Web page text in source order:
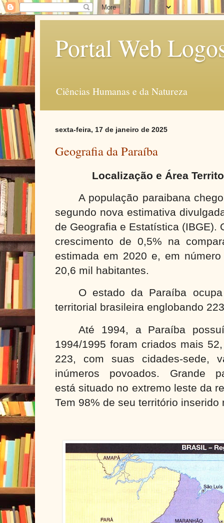
Portal Web
Ciências Humanas e da Natureza
sexta-feira, 17 de janeiro de 2025
Geografia da Paraíba
Localização e Área
A população paraibana
segundo nova estimativa
de Geografia e Estatística (IBGE).
crescimento de 0,5% na
estimada em 2020 e, em
20,6 mil habitantes.
O estado da Paraíba
territorial brasileira englobando
Até 1994, aParaíba
1994/1995 foram criados mais
223, com suas cidades-sede,
inúmeros povoados. Grande
estásituado no extremo leste da
Tem 98% de seu território